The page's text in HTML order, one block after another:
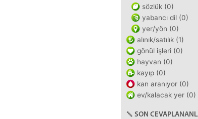
sözlük (0)
yabancı dil (0)
yer/yön (0)
alınık/satılık (1)
gönül işleri (0)
hayvan (0)
kayıp (0)
kan aranıyor (0)
ev/kalacak yer (0)
SON